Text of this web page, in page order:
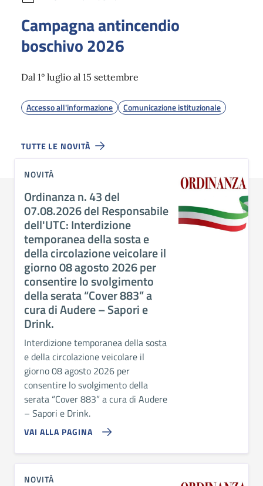
Campagna antincendio
boschivo 2026
Dal 1° luglio al 15 settembre
Accesso all'informazione Comunicazione istituzionale
TUTTE LE NOVITÀ
NOVITÀ
Ordinanza n. 43 del
07.08.2026 del Responsabile
dell'UTC: Interdizione
temporanea della sosta e
della circolazione veicolare il
giorno 08 agosto 2026 per
consentire lo svolgimento
della serata “Cover 883” a
cura di Audere – Sapori e
Drink.
Interdizione temporanea della sosta
e della circolazione veicolare il
giorno 08 agosto 2026 per
consentire lo svolgimento della
serata “Cover 883” a cura di Audere
– Sapori e Drink.
VAI ALLA PAGINA
NOVITÀ